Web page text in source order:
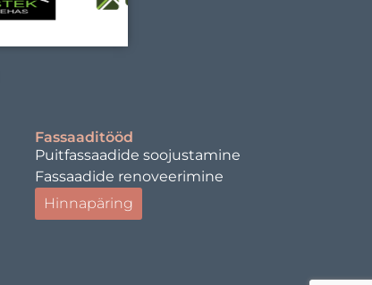
Fassaaditööd
Puitfassaadide soojustamine
Fassaadide renoveerimine
Hinnapäring